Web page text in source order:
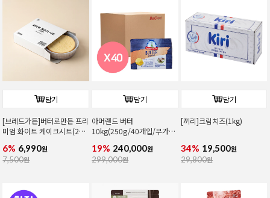
담기
[브레드가든]버터로만든 프리
미엄 화이트 케이크시트(2호/
6% 6,990원
7,500원
담기
아머랜드 버터
10kg(250g/40개입/무가
19% 240,000원
299,000원
담기
[끼리]크림치즈(1kg)
34% 19,500원
29,800원